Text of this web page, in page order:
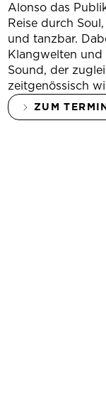
Alonso das
Reise durch
und tanzbar.
Klangwelten und
Sound, der
zeitgenössisch
ZUM